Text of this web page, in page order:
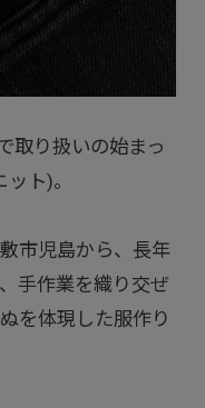
取り扱いの始まっ
ト)。
市児島から、長年
手作業を織り交ぜ
を体現した服作り